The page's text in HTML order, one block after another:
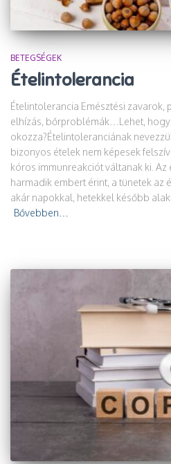
BETEGSÉGEK
Ételintolerancia
Ételintolerancia Emésztési zavarok,
elhízás, bőrproblémák…Lehet,
okozza?Ételintoleranciának
bizonyos ételek nem képesek
kóros immunreakciót váltanak ki.
harmadik embert érint, a tünetek az
akár napokkal, hetekkel később
Bővebben…